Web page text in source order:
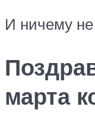
И ничему не
марта